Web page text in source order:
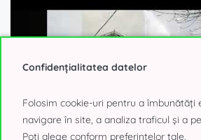
Confidențialitatea datelor
Folosim cookie-uri pentru a îmbunătăți
navigare în site, a analiza traficul și a
Poți alege conform preferințelor tale.